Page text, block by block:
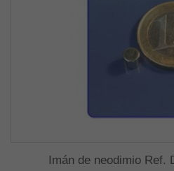
Imán de neodimio Ref.